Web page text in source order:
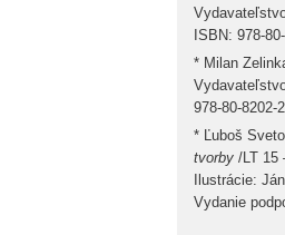
ISBN: 978-
* Milan
978-80-8202-
* Ľuboš
tvorby /LT 15
Ilustrácie:
Vydanie